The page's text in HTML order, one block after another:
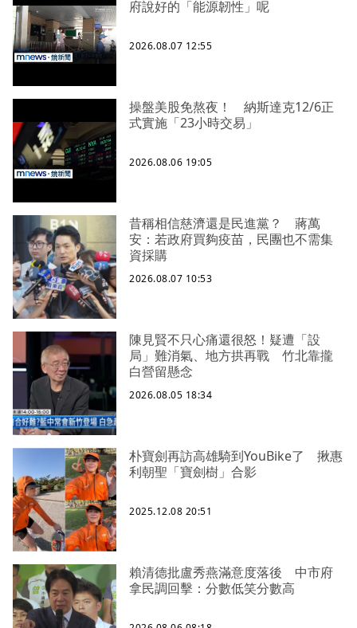
府說好的「能源韌性」呢
2026.08.07 12:55
操盤美股免熬夜！ 納斯達克12/6正
式實施「23小時交易」
2026.08.06 19:05
昔稱相信慈濟還是民進黨？ 蔣萬
安：若政府買夠疫苗，民團也不需集
資採購
2026.08.07 10:53
陳見賢不只心痛還很怒！疑遭「設
局」難消氣、地方拱再戰 竹北靠攏
白營留懸念
2026.08.05 18:34
朴寶劍再訪高雄騎到YouBike了 揪惠
利朝聖「寶劍樹」合影
2025.12.08 20:51
賴清德批盧秀燕滿意度落後 中市府
拿民調回擊：分數低笑分數高